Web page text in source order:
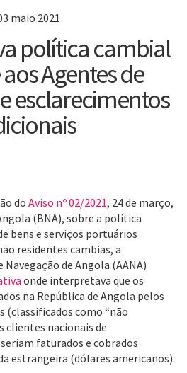
maio 2021
política cambial
Agentes de
esclarecimentos
do Aviso nº 02/2021, 24 de março,
(BNA), sobre a política
bens e serviços portuários
residentes cambias, a
Navegação de Angola (AANA)
onde interpretava que os
na República de Angola pelos
(classificados como “não
clientes nacionais de
faturados e cobrados
estrangeira (dólares americanos):